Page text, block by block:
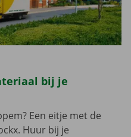
bij je
Een eitje met de
Huur bij je